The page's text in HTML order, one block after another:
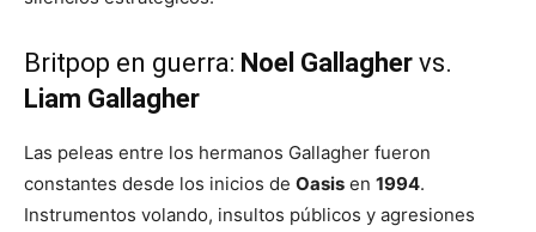
Britpop en guerra: Noel Gallagher vs.
Liam Gallagher
Las peleas entre los hermanos Gallagher fueron
constantes desde los inicios de Oasis en 1994.
Instrumentos volando, insultos públicos y agresiones